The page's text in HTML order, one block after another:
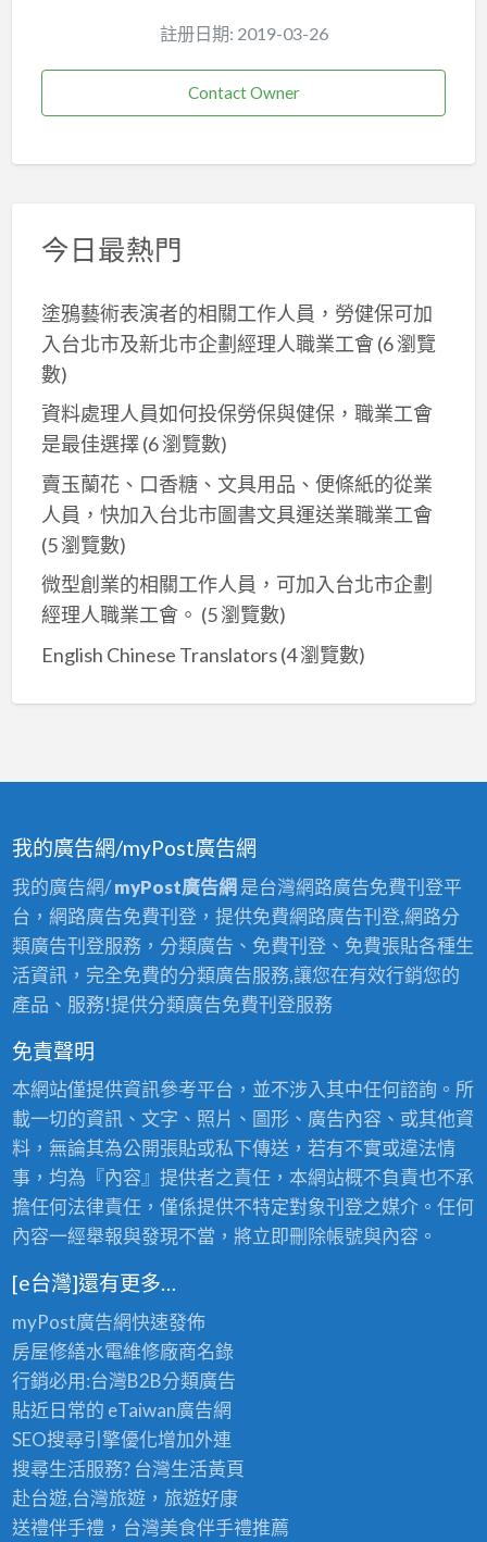
註册日期: 2019-03-26
Contact Owner
今日最熱門
塗鴉藝術表演者的相關工作人員，勞健保可加
入台北市及新北巿企劃經理人職業工會 (6 瀏覽
數)
資料處理人員如何投保勞保與健保，職業工會
是最佳選擇(6 瀏覽數)
賣玉蘭花、口香糖、文具用品、便條紙的從業
人員，快加入台北市圖書文具運送業職業工會
(5 瀏覽數)
微型創業的相關工作人員，可加入台北市企劃
經理人職業工會。 (5 瀏覽數)
English Chinese Translators(4 瀏覽數)
我的廣告網/myPost廣告網
我的廣告網/myPost廣告網是台灣網路廣告免費刊登平
台，網路廣告免費刊登，提供免費網路廣告刊登,網路分
類廣告刊登服務，分類廣告、免費刊登、免費張貼各種生
活資訊，完全免費的分類廣告服務,讓您在有效行銷您的
產品、服務!提供分類廣告免費刊登服務
免責聲明
本網站僅提供資訊參考平台，並不涉入其中任何諮詢。所
載一切的資訊、文字、照片、圖形、廣告內容、或其他資
料，無論其為公開張貼或私下傳送，若有不實或違法情
事，均為『內容』提供者之責任，本網站概不負責也不承
擔任何法律責任，僅係提供不特定對象刊登之媒介。任何
內容一經舉報與發現不當，將立即刪除帳號與內容。
[e台灣]還有更多…
myPost廣告網快速發佈
房屋修繕水電維修廠商名錄
行銷必用:台灣B2B分類廣告
貼近日常的 eTaiwan廣告網
SEO搜尋引擎優化增加外連
搜尋生活服務? 台灣生活黃頁
赴台遊,台灣旅遊，旅遊好康
送禮伴手禮，台灣美食伴手禮推薦